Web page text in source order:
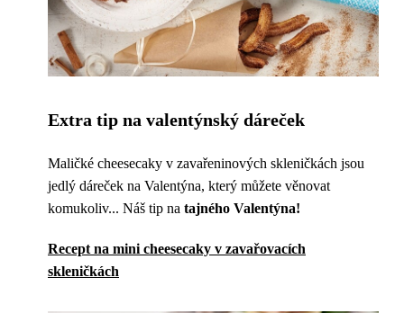
Extra tip na valentýnský dáreček
Maličké cheesecaky v zavařeninových skleničkách jsou
jedlý dáreček na Valentýna, který můžete věnovat
komukoliv... Náš tip na tajného Valentýna!
Recept na mini cheesecaky v zavařovacích
skleničkách